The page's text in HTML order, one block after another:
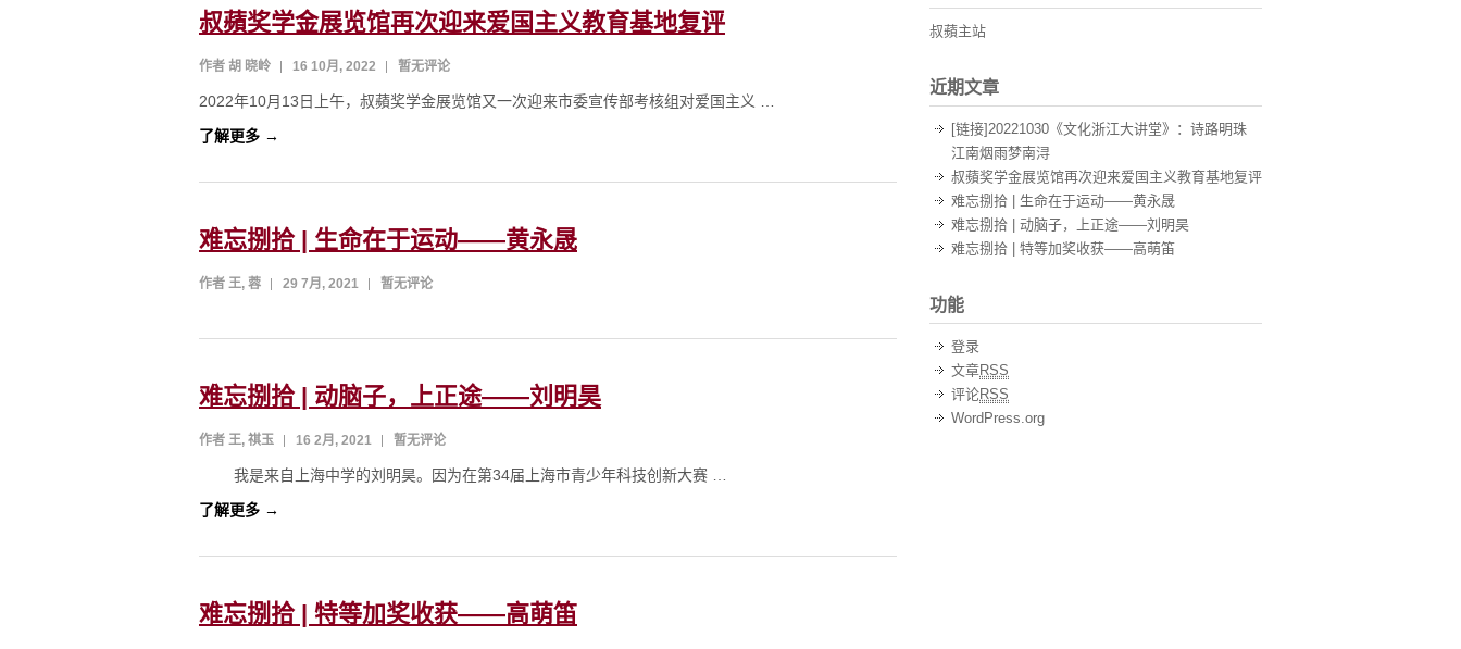
叔蘋奖学金展览馆再次迎来爱国主义教育基地复评
作者 胡 晓岭 16 10月, 2022 暂无评论
2022年10月13日上午，叔蘋奖学金展览馆又一次迎来市委宣传部考核组对爱国主义 …
了解更多 →
难忘捌拾 | 生命在于运动——黄永晟
作者 王, 蓉 29 7月, 2021 暂无评论
难忘捌拾 | 动脑子，上正途——刘明昊
作者 王, 祺玉 16 2月, 2021 暂无评论
我是来自上海中学的刘明昊。因为在第34届上海市青少年科技创新大赛 …
了解更多 →
难忘捌拾 | 特等加奖收获——高萌笛
叔蘋主站
近期文章
[链接]20221030《文化浙江大讲堂》：诗路明珠
江南烟雨梦南浔
叔蘋奖学金展览馆再次迎来爱国主义教育基地复评
难忘捌拾 | 生命在于运动——黄永晟
难忘捌拾 | 动脑子，上正途——刘明昊
难忘捌拾 | 特等加奖收获——高萌笛
功能
登录
文章RSS
评论RSS
WordPress.org